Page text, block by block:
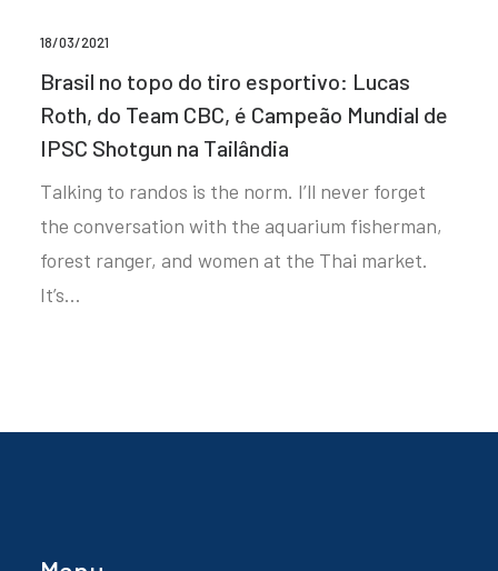
18/03/2021
Brasil no topo do tiro esportivo: Lucas
Roth, do Team CBC, é Campeão Mundial de
IPSC Shotgun na Tailândia
Talking to randos is the norm. I’ll never forget
the conversation with the aquarium fisherman,
forest ranger, and women at the Thai market.
It’s…